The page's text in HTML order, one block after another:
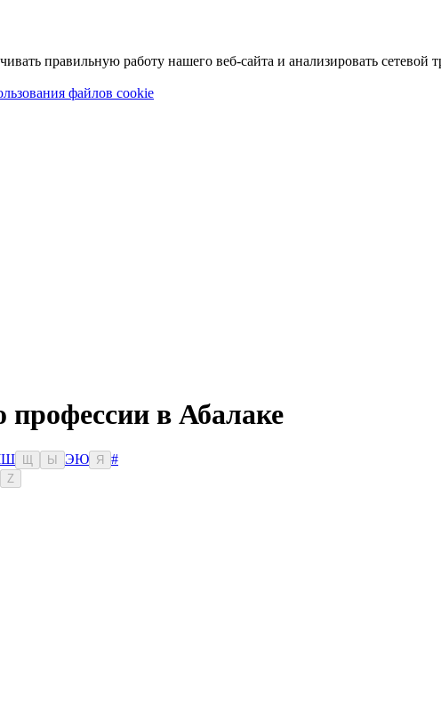
правильную работу нашего веб-сайта и анализировать сетевой
файлов cookie
профессии в Абалаке
Ш Ы ЭЮ Я
#
Z